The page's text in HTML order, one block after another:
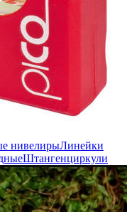
нивелирыЛинейки
Штангенциркули